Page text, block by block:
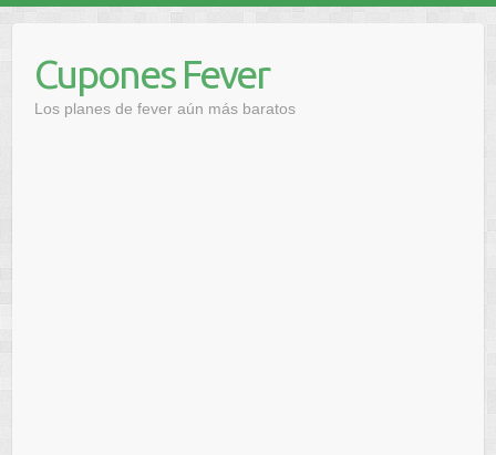
contenidoCupones Fever
Los planes de fever aún más baratos